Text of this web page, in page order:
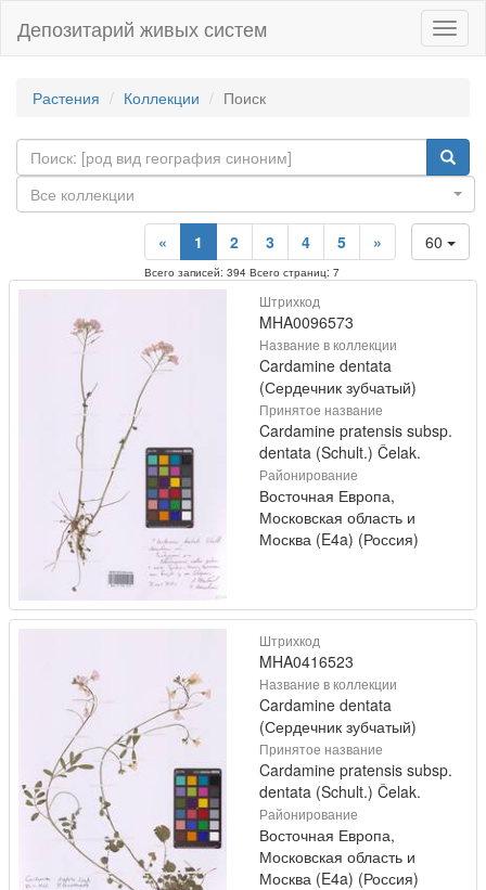
Депозитарий живых систем
Растения Коллекции Поиск
Все коллекции
60
« 1 2 3 4 5 »
Всего записей: 394 Всего страниц: 7
Штрихкод
MHA0096573
Название в коллекции
Cardamine dentata
(Сердечник зубчатый)
Принятое название
Cardamine pratensis subsp.
dentata (Schult.) Čelak.
Районирование
Восточная Европа,
Московская область и
Москва (E4a) (Россия)
Штрихкод
MHA0416523
Название в коллекции
Cardamine dentata
(Сердечник зубчатый)
Принятое название
Cardamine pratensis subsp.
dentata (Schult.) Čelak.
Районирование
Восточная Европа,
Московская область и
Москва (E4a) (Россия)